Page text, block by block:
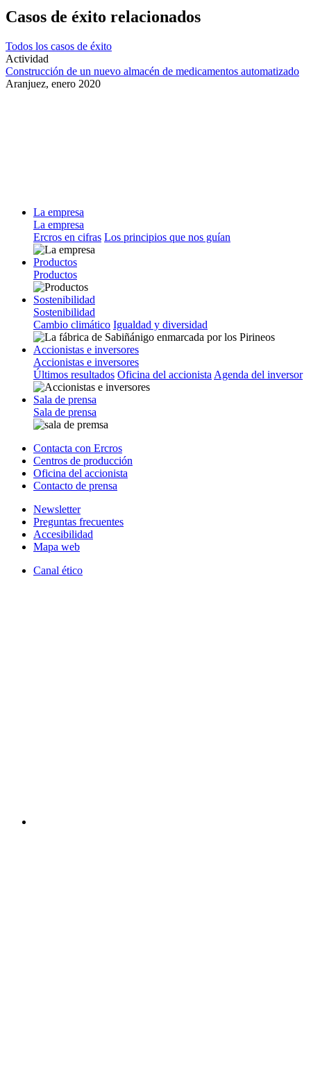
Casos de éxito relacionados
Todos los casos de éxito
Actividad
Construcción de un nuevo almacén de medicamentos automatizado
Aranjuez, enero 2020
La empresa
La empresa
Ercros en cifras Los principios que nos guían
Productos
Productos
Sostenibilidad
Sostenibilidad
Cambio climático Igualdad y diversidad
Accionistas e inversores
Accionistas e inversores
Últimos resultados Oficina del accionista Agenda del inversor
Sala de prensa
Sala de prensa
Contacta con Ercros
Centros de producción
Oficina del accionista
Contacto de prensa
Newsletter
Preguntas frecuentes
Accesibilidad
Mapa web
Canal ético